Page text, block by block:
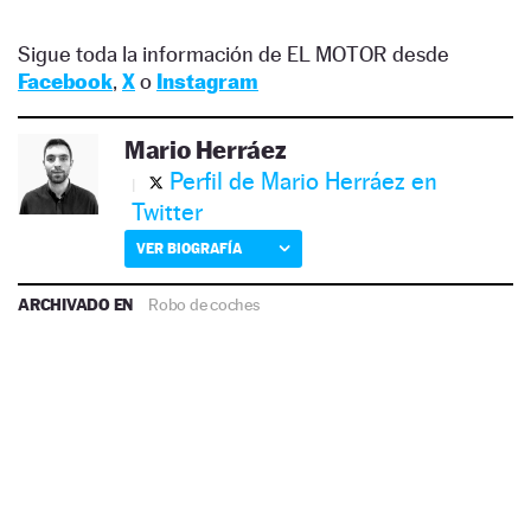
Sigue toda la información de EL MOTOR desde
Facebook, Xo Instagram
Mario Herráez
Perfil de Mario Herráez en
Twitter
VER BIOGRAFÍA
ARCHIVADO EN Robo de coches